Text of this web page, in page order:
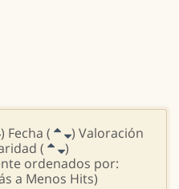
) Fecha (
) Valoración
(
)
ordenados por:
a Menos Hits)